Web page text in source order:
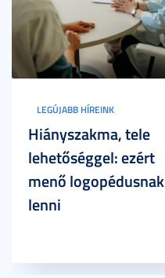
LEGÚJABB HÍREINK
Hiányszakma, tele
lehetőséggel: ezért
menő logopédusnak
lenni